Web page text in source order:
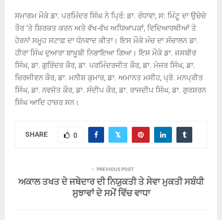
ਸਮਾਗਮ ਮੌਕੇ ਡਾ. ਪਰਮਿੰਦਰ ਸਿੰਘ ਨੇ ਪ੍ਰਿੰ: ਡਾ. ਰੰਧਾਵਾ, ਸ: ਮਿੰਟੂ ਦਾ ਉਚੇਚੇ
ਤੌਰ ’ਤੇ ਸ਼ਿਰਕਤ ਕਰਨ ਅਤੇ ਵੱਖ-ਵੱਖ ਅਧਿਆਪਕਾਂ, ਵਿਦਿਆਰਥੀਆਂ ਤੇ
ਹੋਰਨਾਂ ਸਮੂਹ ਸਟਾਫ਼ ਦਾ ਧੰਨਵਾਦ ਕੀਤਾ। ਇਸ ਮੌਕੇ ਮੰਚ ਦਾ ਸੰਚਾਲਨ ਡਾ.
ਹੀਰਾ ਸਿੰਘ ਦੁਆਰਾ ਬਾਖ਼ੂਬੀ ਨਿਭਾਇਆ ਗਿਆ। ਇਸ ਮੌਕੇ ਡਾ. ਜਸਬੀਰ
ਸਿੰਘ, ਡਾ. ਗੁਰਿੰਦਰ ਕੌਰ, ਡਾ. ਪਰਮਿੰਦਰਜੀਤ ਕੌਰ, ਡਾ. ਮੇਜਰ ਸਿੰਘ, ਡਾ.
ਚਿਰਜੀਵਨ ਕੌਰ, ਡਾ. ਮਨੀਸ਼ ਕੁਮਾਰ, ਡਾ. ਅਮਾਨਤ ਮਸੀਹ, ਪ੍ਰੋ. ਮਨਪ੍ਰੀਤ
ਸਿੰਘ, ਡਾ. ਨਵਜੋਤ ਕੌਰ, ਡਾ. ਸੰਦੀਪ ਕੌਰ, ਡਾ. ਰਾਜਦੀਪ ਸਿੰਘ, ਡਾ. ਗੁਰਸ਼ਰਨ
ਸਿੰਘ ਆਦਿ ਹਾਜ਼ਰ ਸਨ।
SHARE 0
PREVIOUS POST
ਅਕਾਲ ਤਖਤ ਦੇ ਜਥੇਦਾਰ ਦੀ ਨਿਯੁਕਤੀ ਤੇ ਸੇਵਾ ਮੁਕਤੀ ਸਬੰਧੀ
ਸੁਝਾਵਾਂ ਦੇ ਸਮੇਂ ਵਿੱਚ ਵਾਧਾ